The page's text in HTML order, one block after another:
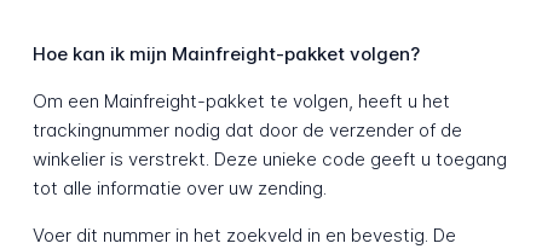
Hoe kan ik mijn Mainfreight-pakket volgen?
Om een Mainfreight-pakket te volgen, heeft u het
trackingnummer nodig dat door de verzender of de
winkelier is verstrekt. Deze unieke code geeft u toegang
tot alle informatie over uw zending.
Voer dit nummer in het zoekveld in en bevestig. De